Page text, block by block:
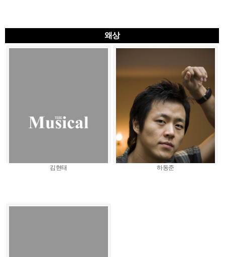
왜상
김현태 하동준